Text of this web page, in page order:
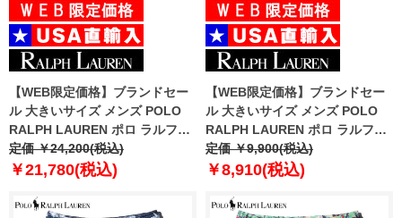
【WEB限定価格】ブランドセー
ル 大きいサイズ メンズ POLO
RALPH LAUREN ポロ ラルフロ
ーレン 鹿の子 半袖 ポロシャツ
USA直輸入 710782858
定価 ￥24,200(税込)
￥21,780(税込)
【WEB限定価格】ブランドセー
ル 大きいサイズ メンズ POLO
RALPH LAUREN ポロ ラルフロ
ーレン プリント 半袖 Tシャツ
USA直輸入 710788081
定価 ￥9,900(税込)
￥8,910(税込)